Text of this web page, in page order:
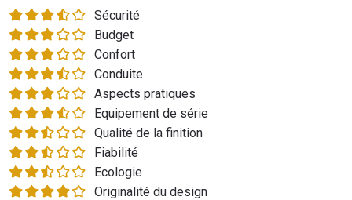
Flottes
Auto
Services
Forum
Moto
Marques
Sécurité
Budget
Confort
Conduite
Aspects pratiques
Equipement de série
Qualité de la finition
Fiabilité
Ecologie
Originalité du design